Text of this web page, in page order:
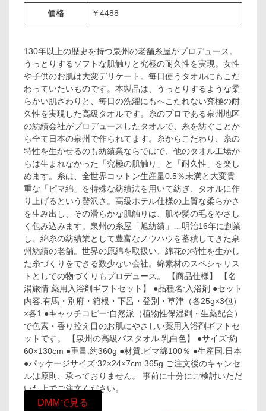
価格 ￥4488
130年以上の歴史を持つ泉州の老舗糸屋がプロデュース。
うっとりするソフトな肌触りと究極の耐久性を実現。女性
や子供のお肌は大変デリケート。毎日使うタオルにもこだ
わっていたいものです。本製品は、うっとりするような柔
らかい肌ざわりと、毎日の洗濯にもへこたれない究極の耐
久性を実現した高級タオルです。糸のプロである泉州地区
の紡績会社がプロデュースしたタオルで、糸を紡ぐことか
ら全て日本の泉州で作られてます。糸からこだわり、糸の
特性を生かせるのも紡績業ならではで、他のタオル工場か
らは生まれなかった「究極の肌触り」と「耐久性」を楽し
めます。糸は、全世界コットン生産量0.5％未満と大変貴
重な「ピマ綿」を特殊な紡績法を用いて紡ぎ、タオルに作
り上げるという贅沢さ。高級ホテル仕様の上質な柔らかさ
を生み出し、その滑らかな肌触りは、肌や髪の毛をやさし
く包み込みます。泉州の糸屋「旭紡績」…明治16年に創業
し、綿糸の紡績業として豊富なノウハウを蓄積してきた泉
州紡績の老舗。世界の原綿を取扱い、綿花の特性を生かし
た糸づくりをできる数少ない会社。綿素材のスペシャリス
トとしての物づくりもプロデュース。 【商品仕様】 【名
湯旅情 薬用入浴剤ギフトセット】 ●品種名:入浴剤 ●セット
内容:有馬・別府・箱根・下呂・登別・草津（各25g×3包）
×各1 ●キャッチコピー:自然派（植物性保湿剤・生薬配合）
で色素・香り控え目のお肌にやさしい薬用入浴剤ギフトセ
ットです。 【泉州の高級バスタオル 乳白色】 ●サイズ:約
60×130cm ●重量:約360g ●材質:ピマ綿100％ ●生産国:日本
●パッケージサイズ:32×24×7cm 365g ご注文後のキャンセ
ルは原則、承っておりません。 事前に十分にご検討いただ
いた上でご注文ください。
DMMで見る